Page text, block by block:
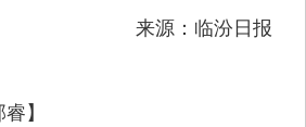
来源：临汾日报
】